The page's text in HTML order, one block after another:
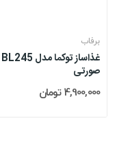
برفاب
صورتی
4,900,000 تومان